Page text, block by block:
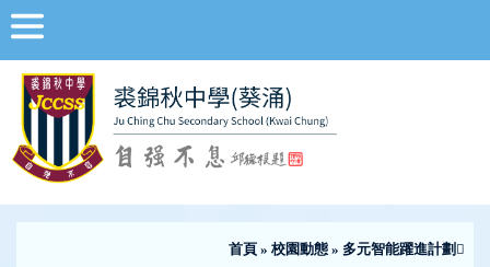
首頁 » 校園動態 » 多元智能躍進計劃